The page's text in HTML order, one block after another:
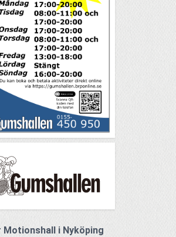
Motionshall i Nyköping